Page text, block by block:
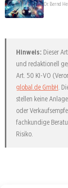
Dr. Bernd
Hinweis: Dieser
und redaktionell
Art. 50 KI-VO
global.de GmbH.
stellen keine
oder
fachkundige
Risiko.